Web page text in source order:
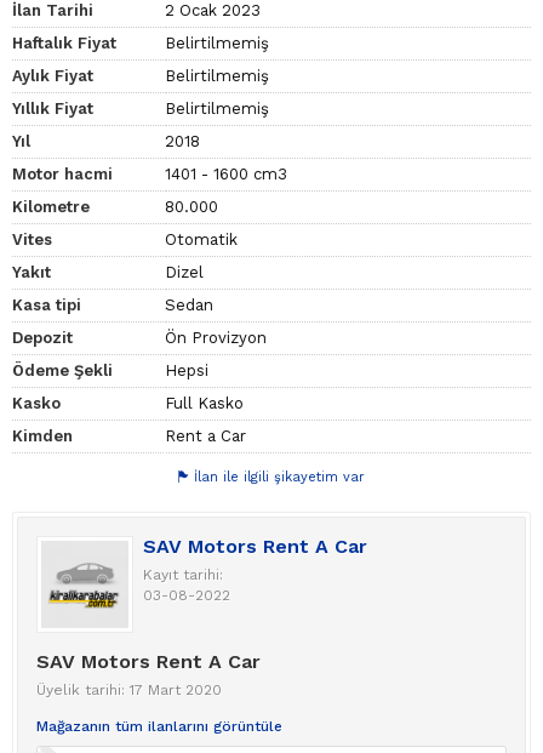
İlan Tarihi
2 Ocak 2023
Haftalık Fiyat
Belirtilmemiş
Aylık Fiyat
Belirtilmemiş
Yıllık Fiyat
Belirtilmemiş
Yıl
2018
Motor hacmi
1401 - 1600 cm3
Kilometre
80.000
Vites
Otomatik
Yakıt
Dizel
Kasa tipi
Sedan
Depozit
Ön Provizyon
Ödeme Şekli
Hepsi
Kasko
Full Kasko
Kimden
Rent a Car
İlan ile ilgili şikayetim var
SAV Motors Rent A Car
Kayıt tarihi:
03-08-2022
SAV Motors Rent A Car
Üyelik tarihi: 17 Mart 2020
Mağazanın tüm ilanlarını görüntüle